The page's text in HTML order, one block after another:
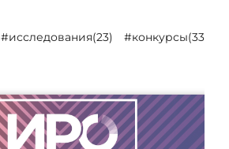
#исследования(23) #конкурсы(330)